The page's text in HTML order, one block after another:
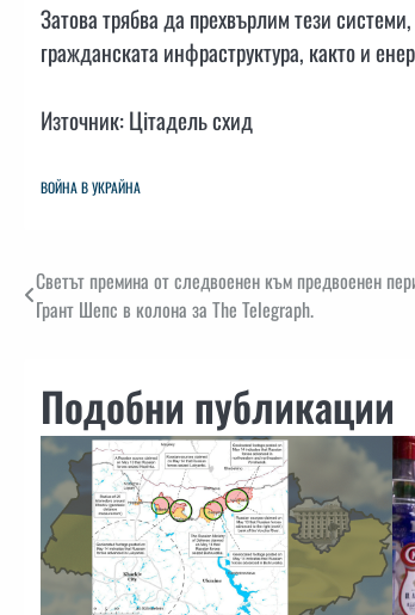
Затова трябва да прехвърлим тези
гражданската инфраструктура, както и
Източник: Цітадель схид
ВОЙНА В УКРАЙНА
Навигация
Светът премина от следвоенен към предвоенен
Грант Шепс в колона за The Telegraph.
Подобни публикации